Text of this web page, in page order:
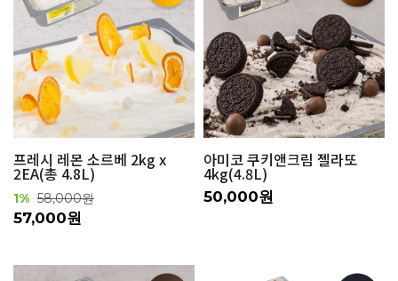
프레시 레몬 소르베 2kg x
2EA(총 4.8L)
1% 58,000원
57,000원
아미코 쿠키앤크림 젤라또
4kg(4.8L)
50,000원